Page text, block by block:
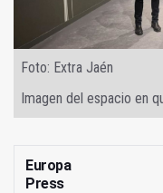
Foto: Extra Jaén
Imagen del espacio en
Europa
Press